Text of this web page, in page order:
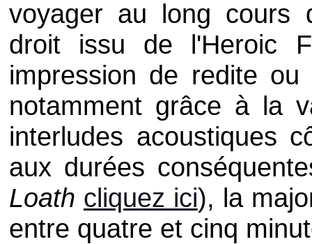
voyager au long cours
droit issu de l'Heroic
impression de redite
notamment grâce à la
interludes acoustiques
aux durées
Loath cliquez ici), la
entre quatre et cinq